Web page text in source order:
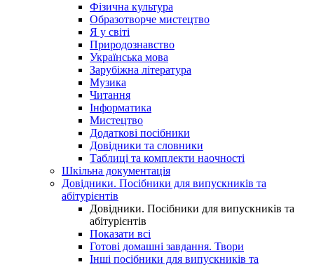
Фізична культура
Образотворче мистецтво
Я у світі
Природознавство
Українська мова
Зарубіжна література
Музика
Читання
Інформатика
Мистецтво
Додаткові посібники
Довідники та словники
Таблиці та комплекти наочності
Шкільна документація
Довідники. Посібники для випускників та
абітурієнтів
Довідники. Посібники для випускників та
абітурієнтів
Показати всі
Готові домашні завдання. Твори
Інші посібники для випускників та